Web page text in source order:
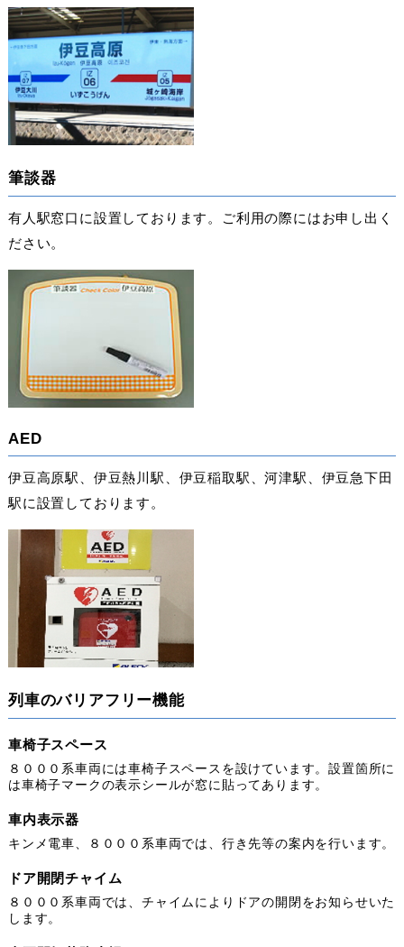
筆談器
有人駅窓口に設置しております。ご利用の際にはお申し出く
ださい。
AED
伊豆高原駅、伊豆熱川駅、伊豆稲取駅、河津駅、伊豆急下田
駅に設置しております。
列車のバリアフリー機能
車椅子スペース
８０００系車両には車椅子スペースを設けています。設置箇所に
は車椅子マークの表示シールが窓に貼ってあります。
車内表示器
キンメ電車、８０００系車両では、行き先等の案内を行います。
ドア開閉チャイム
８０００系車両では、チャイムによりドアの開閉をお知らせいた
します。